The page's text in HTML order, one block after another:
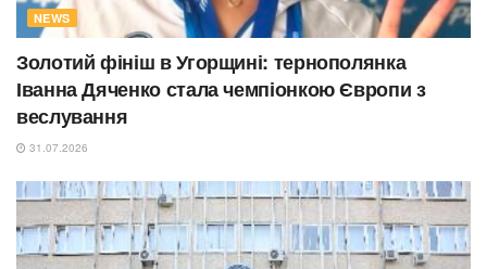
NEWS
Золотий фініш в Угорщині: тернополянка
Іванна Дяченко стала чемпіонкою Європи з
веслування
31.07.2026